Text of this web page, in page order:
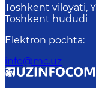
Toshkent viloyati,
Toshkent hududi
Elektron pochta:
info@mc.uz